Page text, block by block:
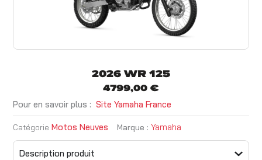
2026 WR 125
4799,00 €
Pour en savoir plus :Site Yamaha France
Catégorie Motos Neuves Marque :Yamaha
Description produit